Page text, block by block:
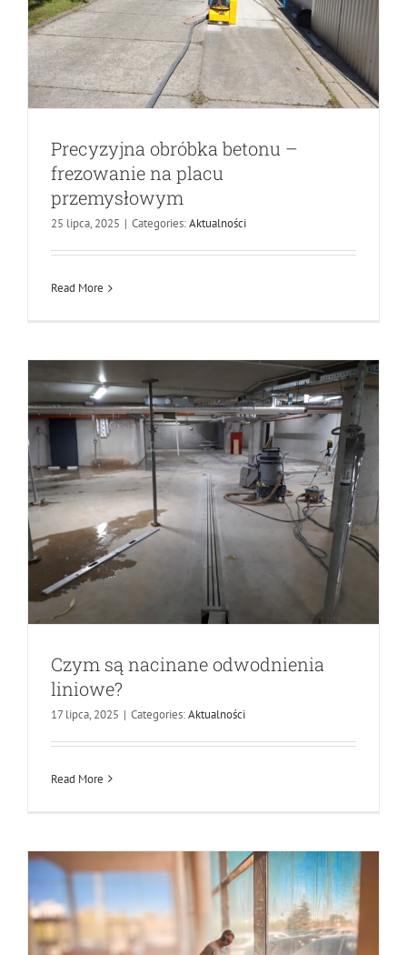
Precyzyjna obróbka betonu –
frezowanie na placu
przemysłowym
25 lipca, 2025 | Categories:Aktualności
Read More
Czym są nacinane odwodnienia
liniowe?
Czym są nacinane odwodnienia
liniowe?
17 lipca, 2025 | Categories:Aktualności
Read More
Przemysłowe zrywanie kafli –